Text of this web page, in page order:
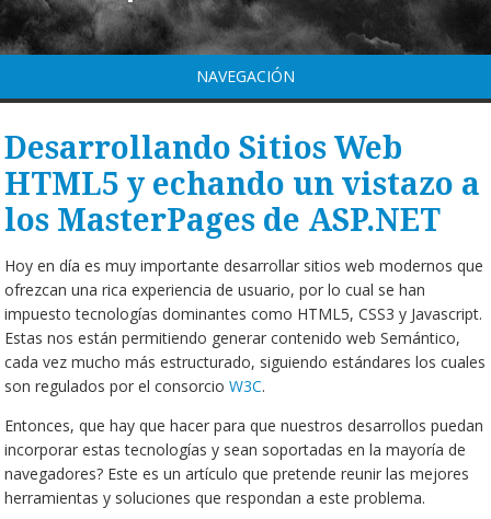
NAVEGACIÓN
Desarrollando Sitios Web
HTML5 y echando un vistazo a
los MasterPages de ASP.NET
Hoy en día es muy importante desarrollar sitios web modernos que
ofrezcan una rica experiencia de usuario, por lo cual se han
impuesto tecnologías dominantes como HTML5, CSS3 y Javascript.
Estas nos están permitiendo generar contenido web Semántico,
cada vez mucho más estructurado, siguiendo estándares los cuales
son regulados por el consorcioW3C.
Entonces, que hay que hacer para que nuestros desarrollos puedan
incorporar estas tecnologías y sean soportadas en la mayoría de
navegadores? Este es un artículo que pretende reunir las mejores
herramientas y soluciones que respondan a este problema.